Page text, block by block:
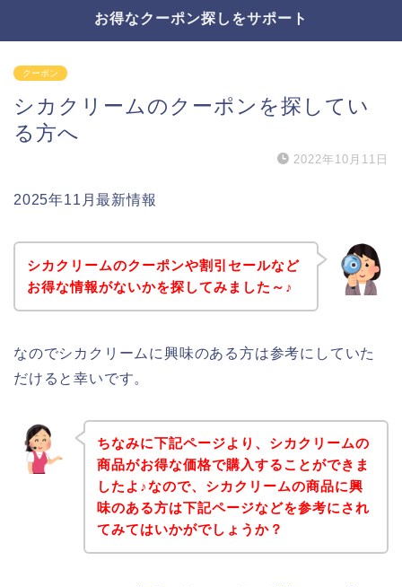
お得なクーポン探しをサポート
クーポン
シカクリームのクーポンを探してい
る方へ
2022年10月11日
2025年11月最新情報
シカクリームのクーポンや割引セールなど
お得な情報がないかを探してみました～♪
なのでシカクリームに興味のある方は参考にしていた
だけると幸いです。
ちなみに下記ページより、シカクリームの
商品がお得な価格で購入することができま
したよ♪なので、シカクリームの商品に興
味のある方は下記ページなどを参考にされ
てみてはいかがでしょうか？